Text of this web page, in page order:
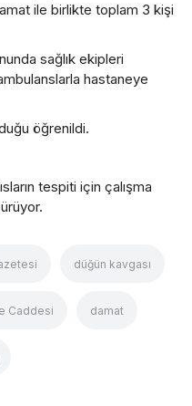
ile birlikte toplam 3 kişi
sağlık ekipleri
hastaneye
öğrenildi.
tespiti için çalışma
düğün kavgası
Caddesi damat